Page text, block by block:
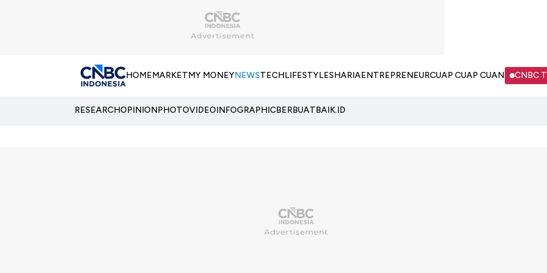
HOMEMARKETMY MONEYNEWSTECHLIFESTYLESHARIAENTREPRENEURCUAP CUAP CUAN CNBC
RESEARCHOPINIONPHOTOVIDEOINFOGRAPHICBERBUATBAIK.ID